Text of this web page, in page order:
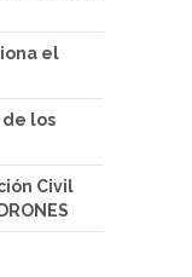
el
los
Civil